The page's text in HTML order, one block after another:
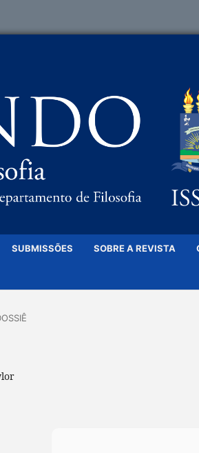
SUBMISSÕES SOBRE A REVISTA